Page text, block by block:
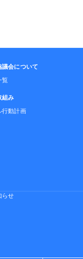
議会について
覧
組み
行動計画
らせ